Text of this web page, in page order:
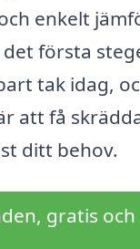
enkelt
det första
tak idag,
att få
ditt behov.
gratis